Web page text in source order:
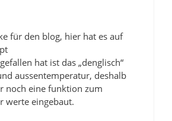
für den blog, hier hat es auf
hat ist das „denglisch“
aussentemperatur, deshalb
noch eine funktion zum
werte eingebaut.